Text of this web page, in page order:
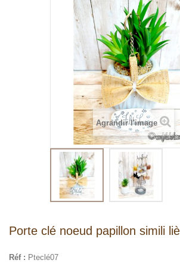
Agrandir l'image
Porte clé noeud papillon simili
Réf : Pteclé07